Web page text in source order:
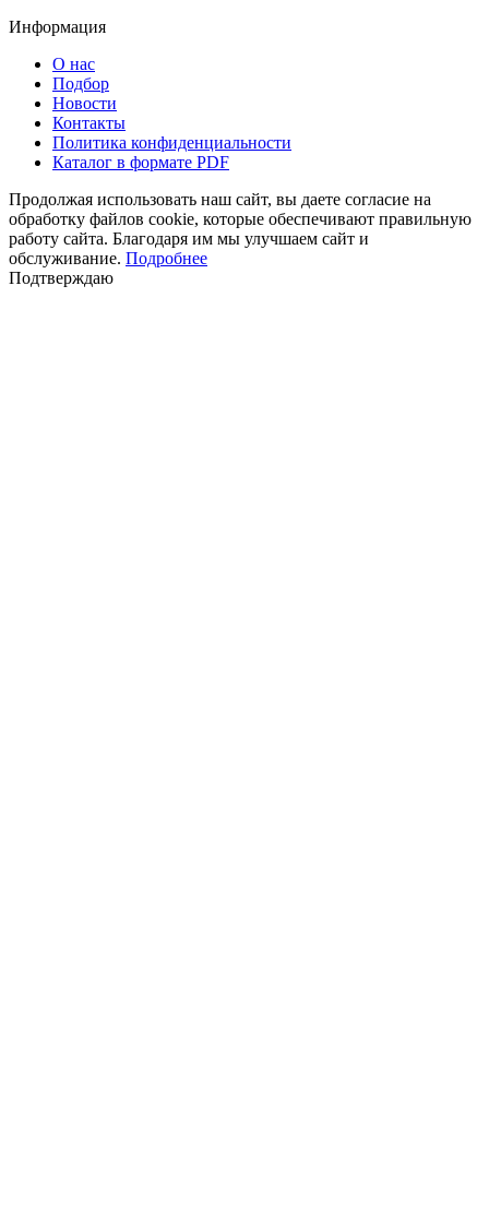
Информация
О нас
Подбор
Новости
Контакты
Политика конфиденциальности
Каталог в формате PDF
Продолжая использовать наш сайт, вы даете согласие на
обработку файлов cookie, которые обеспечивают правильную
работу сайта. Благодаря им мы улучшаем сайт и
обслуживание. Подробнее
Подтверждаю